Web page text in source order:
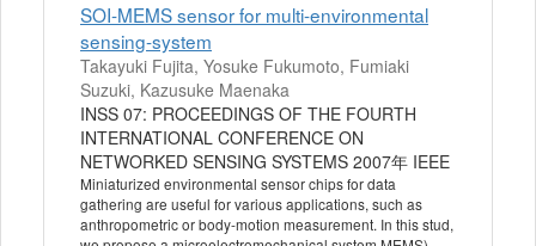
SOI-MEMS sensor for multi-environmental
sensing-system
Takayuki Fujita, Yosuke Fukumoto, Fumiaki
Suzuki, Kazusuke Maenaka
INSS 07: PROCEEDINGS OF THE FOURTH
INTERNATIONAL CONFERENCE ON
NETWORKED SENSING SYSTEMS 2007年 IEEE
Miniaturized environmental sensor chips for data
gathering are useful for various applications, such as
anthropometric or body-motion measurement. In this stud,